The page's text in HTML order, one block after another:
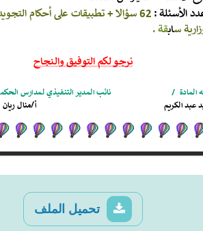
تحميل الملف